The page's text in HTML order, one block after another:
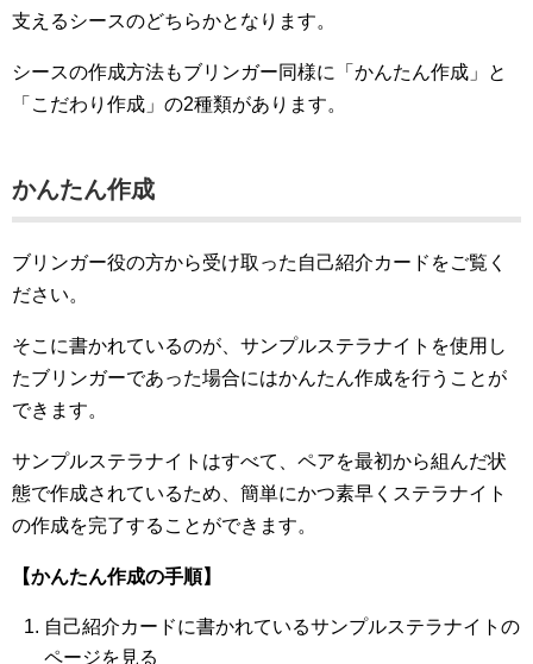
支えるシースのどちらかとなります。
シースの作成方法もブリンガー同様に「かんたん作成」と
「こだわり作成」の2種類があります。
かんたん作成
ブリンガー役の方から受け取った自己紹介カードをご覧く
ださい。
そこに書かれているのが、サンプルステラナイトを使用し
たブリンガーであった場合にはかんたん作成を行うことが
できます。
サンプルステラナイトはすべて、ペアを最初から組んだ状
態で作成されているため、簡単にかつ素早くステラナイト
の作成を完了することができます。
【かんたん作成の手順】
自己紹介カードに書かれているサンプルステラナイトの
ページを見る